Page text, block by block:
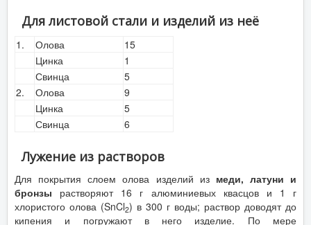
Для листовой стали и изделий из неё
1. Олова
15
Цинка
1
Свинца
5
2.
Олова
9
Цинка
5
Свинца
6
Лужение из растворов
Для покрытия слоем олова изделий из меди, латуни и
бронзы растворяют 16 г алюминиевых квасцов и 1 г
хлористого олова (SnCl2) в 300 г воды; раствор доводят до
кипения и погружают в него изделие. По мере